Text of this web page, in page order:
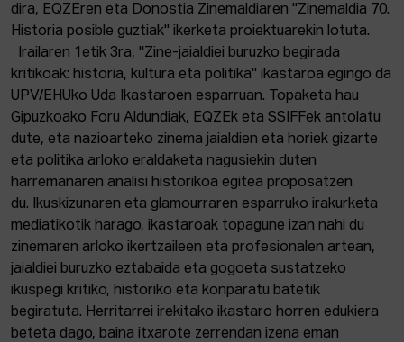
dira, EQZEren eta Donostia Zinemaldiaren "Zinemaldia 70.
Historia posible guztiak" ikerketa proiektuarekin lotuta.
Irailaren 1etik 3ra, "Zine-jaialdiei buruzko begirada
kritikoak: historia, kultura eta politika" ikastaroa egingo da
UPV/EHUko Uda Ikastaroen esparruan. Topaketa hau
Gipuzkoako Foru Aldundiak, EQZEk eta SSIFFek antolatu
dute, eta nazioarteko zinema jaialdien eta horiek gizarte
eta politika arloko eraldaketa nagusiekin duten
harremanaren analisi historikoa egitea proposatzen
du. Ikuskizunaren eta glamourraren esparruko irakurketa
mediatikotik harago, ikastaroak topagune izan nahi du
zinemaren arloko ikertzaileen eta profesionalen artean,
jaialdiei buruzko eztabaida eta gogoeta sustatzeko
ikuspegi kritiko, historiko eta konparatu batetik
begiratuta. Herritarrei irekitako ikastaro horren edukiera
beteta dago, baina itxarote zerrendan izena eman